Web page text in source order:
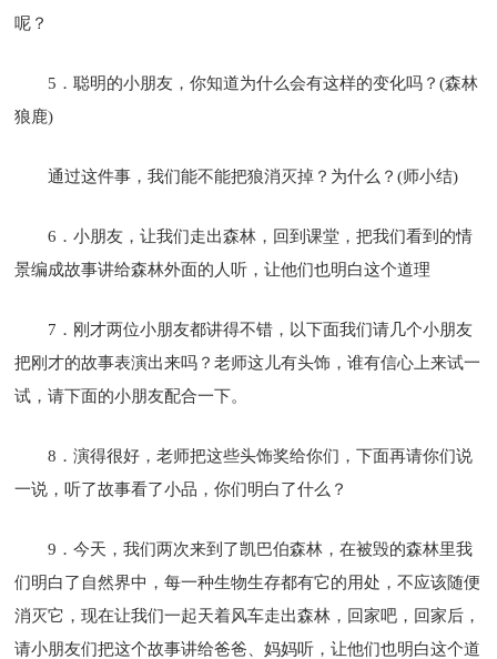
呢？
5．聪明的小朋友，你知道为什么会有这样的变化吗？(森林
狼鹿)
通过这件事，我们能不能把狼消灭掉？为什么？(师小结)
6．小朋友，让我们走出森林，回到课堂，把我们看到的情
景编成故事讲给森林外面的人听，让他们也明白这个道理
7．刚才两位小朋友都讲得不错，以下面我们请几个小朋友
把刚才的故事表演出来吗？老师这儿有头饰，谁有信心上来试一
试，请下面的小朋友配合一下。
8．演得很好，老师把这些头饰奖给你们，下面再请你们说
一说，听了故事看了小品，你们明白了什么？
9．今天，我们两次来到了凯巴伯森林，在被毁的森林里我
们明白了自然界中，每一种生物生存都有它的用处，不应该随便
消灭它，现在让我们一起天着风车走出森林，回家吧，回家后，
请小朋友们把这个故事讲给爸爸、妈妈听，让他们也明白这个道